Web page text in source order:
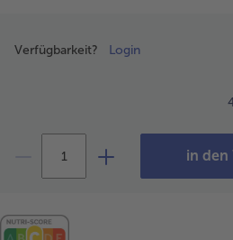
Verfügbarkeit? Login
in den